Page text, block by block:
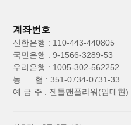
계좌번호
신한은행 : 110-443-440805
국민은행 : 9-1566-3289-53
우리은행 : 1005-302-562252
농 협 : 351-0734-0731-33
예 금 주 : 젠틀맨플라워(임대현)